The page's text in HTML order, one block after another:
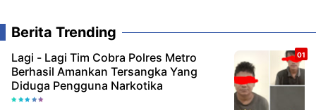
Berita Trending
Lagi - Lagi Tim Cobra Polres Metro
Berhasil Amankan Tersangka Yang
Diduga Pengguna Narkotika